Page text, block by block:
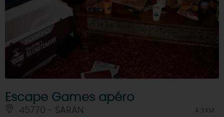
Escape Games apéro
45770 - SARAN À 3 KM